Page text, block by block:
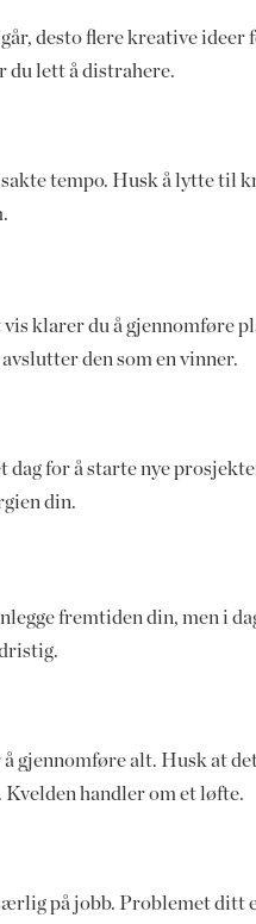
desto flere kreative ideer
du lett å distrahere.
tempo. Husk å lytte til
klarer du å gjennomføre
den som en vinner.
for å starte nye
din.
fremtiden din, men i
gjennomføre alt. Husk at
handler om et løfte.
på jobb. Problemet ditt